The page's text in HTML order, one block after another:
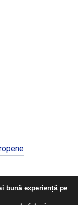
bună experiență pe